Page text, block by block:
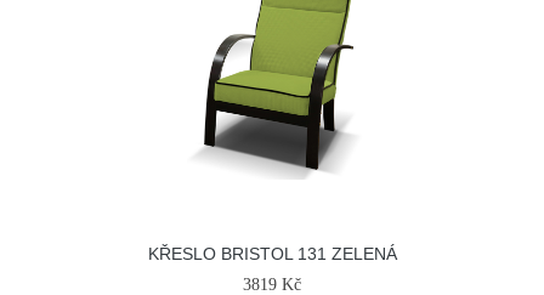
KŘESLO BRISTOL 131 ZELENÁ
3819 Kč